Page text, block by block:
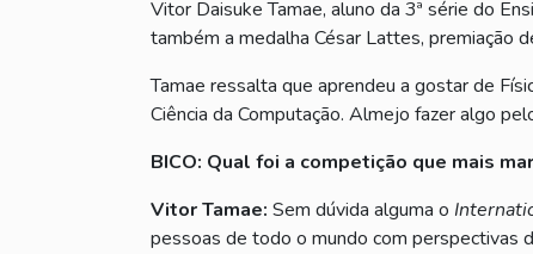
Vitor Daisuke Tamae, aluno da 3ª série do
também a medalha César Lattes, premiação
Tamae ressalta que aprendeu a gostar de
Ciência da Computação. Almejo fazer algo
BICO: Qual foi a competição que mais
Vitor Tamae: Sem dúvida alguma o
pessoas de todo o mundo com perspectivas